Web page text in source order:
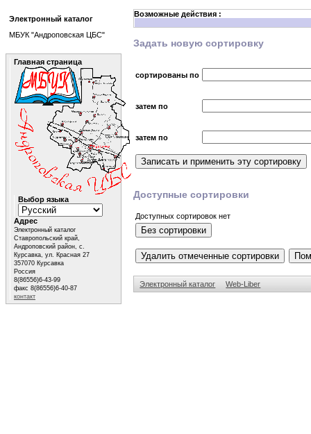
Возможные действия :
Задать новую сортировку
сортированы по
затем по
затем по
Доступные сортировки
Доступных сортировок нет
Электронный каталог Web-Liber
Электронный каталог
МБУК "Андроповская ЦБС"
Главная страница
Выбор языка
Адрес
Электронный каталог
Ставропольский край,
Андроповский район, с.
Курсавка, ул. Красная 27
357070 Курсавка
Россия
8(86556)6-43-99
факс 8(86556)6-40-87
контакт